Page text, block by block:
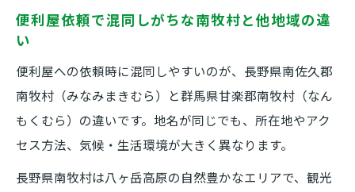
便利屋依頼で混同しがちな南牧村と他地域の違
い
便利屋への依頼時に混同しやすいのが、長野県南佐久郡
南牧村（みなみまきむら）と群馬県甘楽郡南牧村（なん
もくむら）の違いです。地名が同じでも、所在地やアク
セス方法、気候・生活環境が大きく異なります。
長野県南牧村は八ヶ岳高原の自然豊かなエリアで、観光